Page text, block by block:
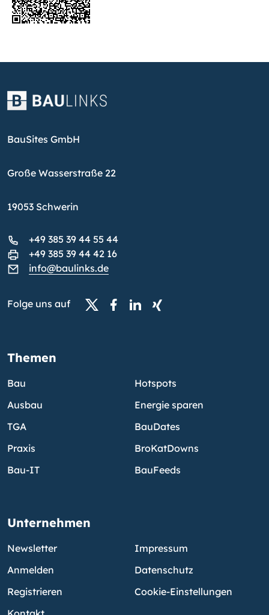
BauSites GmbH
Große Wasserstraße 22
19053 Schwerin
+49 385 39 44 55 44
+49 385 39 44 42 16
info@baulinks.de
Folge uns auf
Themen
Bau
Ausbau
TGA
Praxis
Bau-IT
Hotspots
Energie sparen
BauDates
BroKatDowns
BauFeeds
Unternehmen
Newsletter
Anmelden
Registrieren
Impressum
Datenschutz
Cookie-Einstellungen